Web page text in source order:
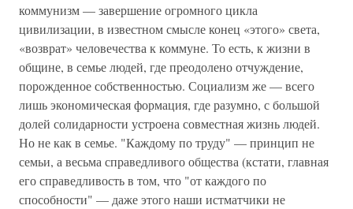
коммунизм — завершение огромного цикла
цивилизации, в известном смысле конец «этого» света,
«возврат» человечества к коммуне. То есть, к жизни в
общине, в семье людей, где преодолено отчуждение,
порожденное собственностью. Социализм же — всего
лишь экономическая формация, где разумно, с большой
долей солидарности устроена совместная жизнь людей.
Но не как в семье. "Каждому по труду" — принцип не
семьи, а весьма справедливого общества (кстати, главная
его справедливость в том, что "от каждого по
способности" — даже этого наши истматчики не